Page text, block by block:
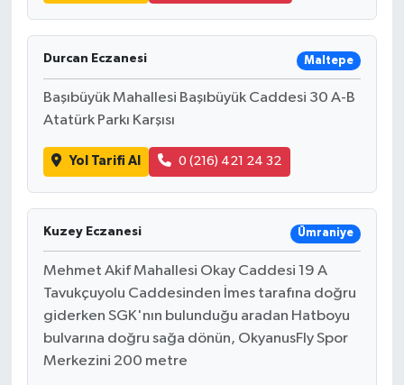
Durcan Eczanesi Maltepe
Başıbüyük Mahallesi Başıbüyük Caddesi 30 A-B
Atatürk Parkı Karşısı
Yol Tarifi Al 0 (216) 421 24 32
Kuzey Eczanesi Ümraniye
Mehmet Akif Mahallesi Okay Caddesi 19 A
Tavukçuyolu Caddesinden İmes tarafına doğru
giderken SGK'nın bulunduğu aradan Hatboyu
bulvarına doğru sağa dönün, OkyanusFly Spor
Merkezini 200 metre